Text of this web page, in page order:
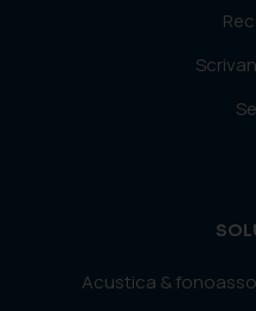
Acustica &